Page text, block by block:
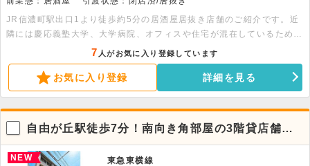
JR信濃町駅出口1より徒歩約5分の居酒屋居抜き店舗のご紹介です。近
隣には慶応義塾大学、大学病院、オフィスや住宅が混在しているため、
平日のランチ需要から夜の飲食需要まで、幅広い時間帯で安定した集客
が見込める環境です。同業態であれば初期投資を抑え、すぐに営業可能
です。地域密着型の店舗運営を検討されている方にとっても、非常に相
性の良い立地となっております。是非ご検討ください。
7 人がお気に入り登録しています
お気に入り登録 詳細を見る
自由が丘駅徒歩7分！南向き角部屋の3階貸店舗・
事務所
NEW
東急東横線